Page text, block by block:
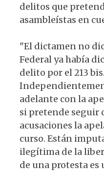
delitos que
asambleístas en
"El dictamen no
Federal ya había
delito por el 213 bis.
adelante con la
si pretende seguir
acusaciones la
curso. Están
ilegítima de la
de una protesta es